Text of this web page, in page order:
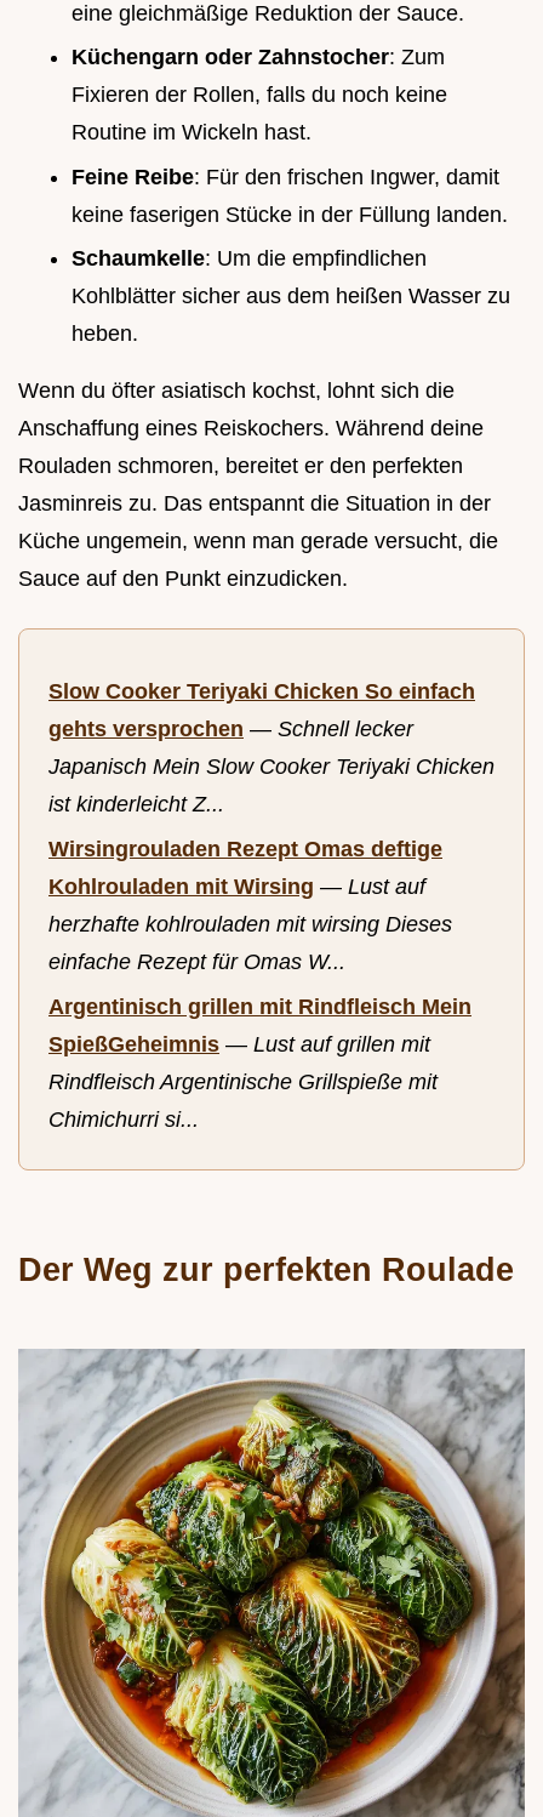
eine gleichmäßige Reduktion der Sauce.
Küchengarn oder Zahnstocher: Zum
Fixieren der Rollen, falls du noch keine
Routine im Wickeln hast.
Feine Reibe: Für den frischen Ingwer, damit
keine faserigen Stücke in der Füllung landen.
Schaumkelle: Um die empfindlichen
Kohlblätter sicher aus dem heißen Wasser zu
heben.
Wenn du öfter asiatisch kochst, lohnt sich die
Anschaffung eines Reiskochers. Während deine
Rouladen schmoren, bereitet er den perfekten
Jasminreis zu. Das entspannt die Situation in der
Küche ungemein, wenn man gerade versucht, die
Sauce auf den Punkt einzudicken.
Slow Cooker Teriyaki Chicken So einfach
gehts versprochen — Schnell lecker
Japanisch Mein Slow Cooker Teriyaki Chicken
ist kinderleicht Z...
Wirsingrouladen Rezept Omas deftige
Kohlrouladen mit Wirsing — Lust auf
herzhafte kohlrouladen mit wirsing Dieses
einfache Rezept für Omas W...
Argentinisch grillen mit Rindfleisch Mein
SpießGeheimnis — Lust auf grillen mit
Rindfleisch Argentinische Grillspieße mit
Chimichurri si...
Der Weg zur perfekten Roulade